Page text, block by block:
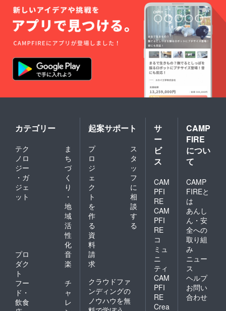
カテゴリー
テク
ノロ
ジー
・ガ
ジェ
ット
ま
ち
づ
く
り
・
地
域
活
性
化
プロ
ダク
ト
音
楽
フー
ド・
飲食
チ
ャ
レ
起案サポート
プ
ロ
ジ
ェ
ク
ト
を
作
る
ス
タ
ッ
フ
に
相
談
す
る
資
料
請
求
クラウドファ
ンディングの
ノウハウを無
サ
ー
ビ
ス
CAM
PFI
RE
CAM
PFI
RE
コ
ミュ
ニ
ティ
CAM
PFI
RE
Crea
CAMP
FIRE
につい
て
CAMP
FIREと
は
あんし
ん・安
全への
取り組
み
ニュー
ス
ヘルプ
お問い
合わせ